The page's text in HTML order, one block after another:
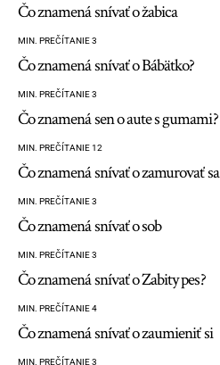
Čo znamená snívať o žabica
MIN. PREČÍTANIE 3
Čo znamená snívať o Bábätko?
MIN. PREČÍTANIE 3
Čo znamená sen o aute s gumami?
MIN. PREČÍTANIE 12
Čo znamená snívať o zamurovať sa
MIN. PREČÍTANIE 3
Čo znamená snívať o sob
MIN. PREČÍTANIE 3
Čo znamená snívať o Zabity pes?
MIN. PREČÍTANIE 4
Čo znamená snívať o zaumieniť si
MIN. PREČÍTANIE 3